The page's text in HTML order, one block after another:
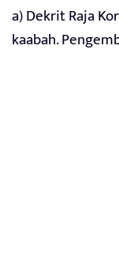
a) Dekrit Raja
kaabah.